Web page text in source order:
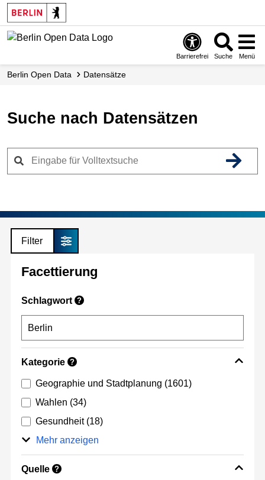
Skip
to
main
Barrierefrei Suche Menü
Berlin Open Data Datensätze
Suche nach Datensätzen
Filter
Facettierung
Schlagwort ?
Kategorie ?
Geographie und Stadtplanung (1601)
Wahlen (34)
Gesundheit (18)
Mehr anzeigen
Quelle ?